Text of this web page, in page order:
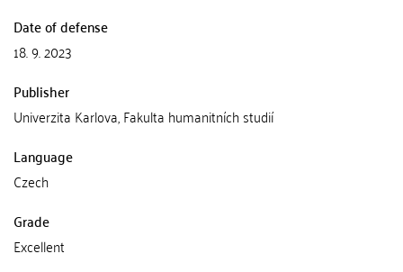
Date of defense
18. 9. 2023
Publisher
Univerzita Karlova, Fakulta humanitních studií
Language
Czech
Grade
Excellent